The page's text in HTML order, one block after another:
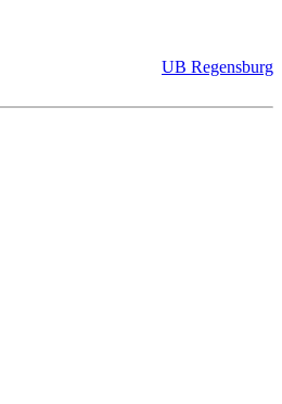
UB Regensburg